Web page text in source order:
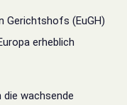
Gerichtshofs (EuGH)
erheblich
wachsende